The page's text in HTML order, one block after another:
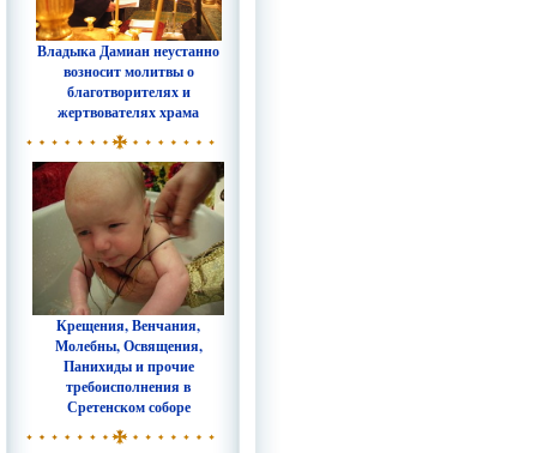
Владыка Дамиан неустанно
возносит молитвы о
благотворителях и
жертвователях храма
Крещения, Венчания,
Молебны, Освящения,
Панихиды и прочие
требоисполнения в
Сретенском соборе